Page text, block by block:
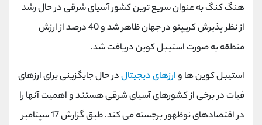
هنگ کنگ به عنوان سریع ترین کشور آسیای شرقی در حال رشد
از نظر پذیرش کریپتو در جهان ظاهر شد و 40 درصد از ارزش
منطقه به صورت استیبل کوین دریافت شد.
استیبل کوین ها وارزهای دیجیتالدر حال جایگزینی برای ارزهای
فیات در برخی از کشورهای آسیای شرقی هستند و اهمیت آنها را
در اقتصادهای نوظهور برجسته می کند. طبق گزارش 17 سپتامبر
تلفن 021-22021040
90001030
اینستاگرام @alireza.mehrabii
کانال تلگرام @alirezamehrabi_com